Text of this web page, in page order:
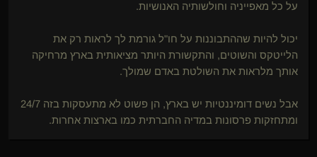
על כל מאפייניה וחולשותיה האנושיות.
יכול להיות שההתבוננות על חו"ל גורמת לך לראות רק את
הלייטקס והשוטים, והתקשורת היותר מציאותית בארץ מרחיקה
אותך מלראות את השולטת באדם שמולך.
אבל נשים דומיננטיות יש בארץ, הן פשוט לא מתעסקות בזה 24/7
ומתחזקות פרסונות במדיה החברתית כמו בארצות אחרות.